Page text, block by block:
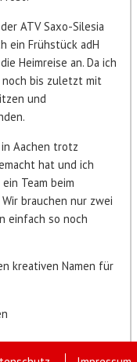
ATV Saxo-Silesia
ein Frühstück adH
Heimreise an. Da ich
bis zuletzt mit
und
in Aachen trotz
hat und ich
Team beim
brauchen nur zwei
einfach so noch
kreativen Namen für